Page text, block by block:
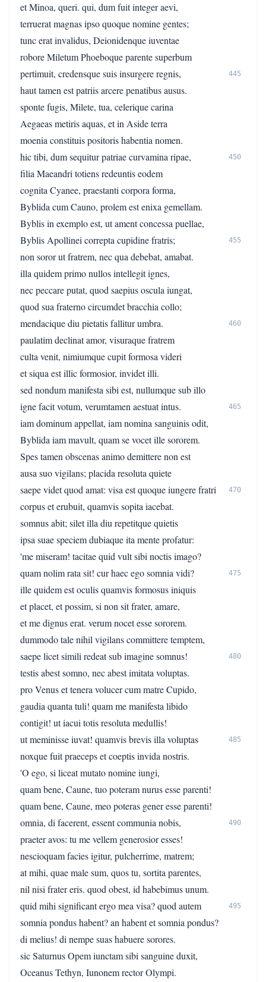
et Minoa, queri. qui, dum fuit integer aevi,
terruerat magnas ipso quoque nomine gentes;
tunc erat invalidus, Deionidenque iuventae
robore Miletum Phoeboque parente superbum
pertimuit, credensque suis insurgere regnis,
445
haut tamen est patriis arcere penatibus ausus.
sponte fugis, Milete, tua, celerique carina
Aegaeas metiris aquas, et in Aside terra
moenia constituis positoris habentia nomen.
hic tibi, dum sequitur patriae curvamina ripae,
450
filia Maeandri totiens redeuntis eodem
cognita Cyanee, praestanti corpora forma,
Byblida cum Cauno, prolem est enixa gemellam.
Byblis in exemplo est, ut ament concessa puellae,
Byblis Apollinei correpta cupidine fratris;
455
non soror ut fratrem, nec qua debebat, amabat.
illa quidem primo nullos intellegit ignes,
nec peccare putat, quod saepius oscula iungat,
quod sua fraterno circumdet bracchia collo;
mendacique diu pietatis fallitur umbra.
460
paulatim declinat amor, visuraque fratrem
culta venit, nimiumque cupit formosa videri
et siqua est illic formosior, invidet illi.
sed nondum manifesta sibi est, nullumque sub illo
igne facit votum, verumtamen aestuat intus.
465
iam dominum appellat, iam nomina sanguinis odit,
Byblida iam mavult, quam se vocet ille sororem.
Spes tamen obscenas animo demittere non est
ausa suo vigilans; placida resoluta quiete
saepe videt quod amat: visa est quoque iungere fratri
470
corpus et erubuit, quamvis sopita iacebat.
somnus abit; silet illa diu repetitque quietis
ipsa suae speciem dubiaque ita mente profatur:
'me miseram! tacitae quid vult sibi noctis imago?
quam nolim rata sit! cur haec ego somnia vidi?
475
ille quidem est oculis quamvis formosus iniquis
et placet, et possim, si non sit frater, amare,
et me dignus erat. verum nocet esse sororem.
dummodo tale nihil vigilans committere temptem,
saepe licet simili redeat sub imagine somnus!
480
testis abest somno, nec abest imitata voluptas.
pro Venus et tenera volucer cum matre Cupido,
gaudia quanta tuli! quam me manifesta libido
contigit! ut iacui totis resoluta medullis!
ut meminisse iuvat! quamvis brevis illa voluptas
485
noxque fuit praeceps et coeptis invida nostris.
'O ego, si liceat mutato nomine iungi,
quam bene, Caune, tuo poteram nurus esse parenti!
quam bene, Caune, meo poteras gener esse parenti!
omnia, di facerent, essent communia nobis,
490
praeter avos: tu me vellem generosior esses!
nescioquam facies igitur, pulcherrime, matrem;
at mihi, quae male sum, quos tu, sortita parentes,
nil nisi frater eris. quod obest, id habebimus unum.
quid mihi significant ergo mea visa? quod autem
495
somnia pondus habent? an habent et somnia pondus?
di melius! di nempe suas habuere sorores.
sic Saturnus Opem iunctam sibi sanguine duxit,
Oceanus Tethyn, Iunonem rector Olympi.